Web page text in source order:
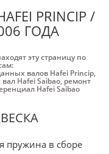
PRINCIP /
ГОДА
эту страницу по
валов Hafei Princip,
Hafei Saibao, ремонт
Hafei Saibao
пружина в сборе